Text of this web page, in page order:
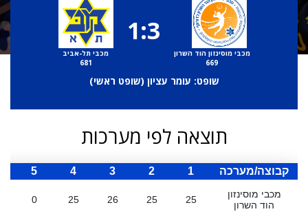
מכבי מוסינזון הוד השרון
669
1:3
מכבי תל-אביב
681
שופט: עומר עציון (שופט ראשי)
תוצאה לפי מערכות
קבוצה/מערכה 1
2
3
4
5
מכבי מוסינזון
הוד השרון
25
25
26
25
0